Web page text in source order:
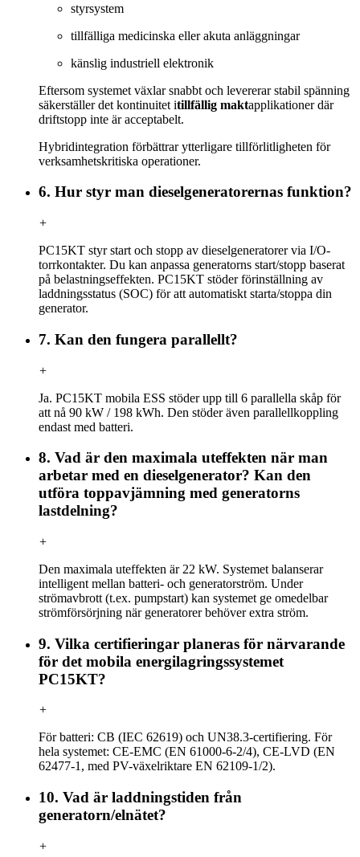
styrsystem
tillfälliga medicinska eller akuta anläggningar
känslig industriell elektronik
Eftersom systemet växlar snabbt och levererar stabil spänning
säkerställer det kontinuitet itillfällig maktapplikationer där
driftstopp inte är acceptabelt.
Hybridintegration förbättrar ytterligare tillförlitligheten för
verksamhetskritiska operationer.
6. Hur styr man dieselgeneratorernas funktion?
+
PC15KT styr start och stopp av dieselgeneratorer via I/O-
torrkontakter. Du kan anpassa generatorns start/stopp baserat
på belastningseffekten. PC15KT stöder förinställning av
laddningsstatus (SOC) för att automatiskt starta/stoppa din
generator.
7. Kan den fungera parallellt?
+
Ja. PC15KT mobila ESS stöder upp till 6 parallella skåp för
att nå 90 kW / 198 kWh. Den stöder även parallellkoppling
endast med batteri.
8. Vad är den maximala uteffekten när man
arbetar med en dieselgenerator? Kan den
utföra toppavjämning med generatorns
lastdelning?
+
Den maximala uteffekten är 22 kW. Systemet balanserar
intelligent mellan batteri- och generatorström. Under
strömavbrott (t.ex. pumpstart) kan systemet ge omedelbar
strömförsörjning när generatorer behöver extra ström.
9. Vilka certifieringar planeras för närvarande
för det mobila energilagringssystemet
PC15KT?
+
För batteri: CB (IEC 62619) och UN38.3-certifiering. För
hela systemet: CE-EMC (EN 61000-6-2/4), CE-LVD (EN
62477-1, med PV-växelriktare EN 62109-1/2).
10. Vad är laddningstiden från
generatorn/elnätet?
+